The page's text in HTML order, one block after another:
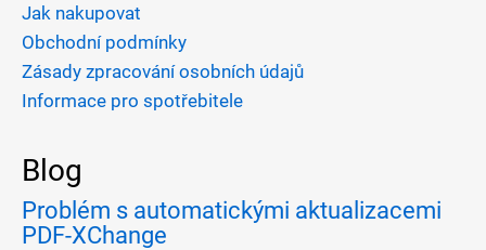
Jak nakupovat
Obchodní podmínky
Zásady zpracování osobních údajů
Informace pro spotřebitele
Blog
Problém s automatickými aktualizacemi
PDF-XChange